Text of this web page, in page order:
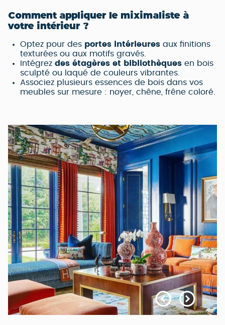
Comment appliquer le miximaliste à
votre intérieur ?
Optez pour des portes intérieures aux finitions
texturées ou aux motifs gravés.
Intégrez des étagères et bibliothèques en bois
sculpté ou laqué de couleurs vibrantes.
Associez plusieurs essences de bois dans vos
meubles sur mesure : noyer, chêne, frêne coloré.